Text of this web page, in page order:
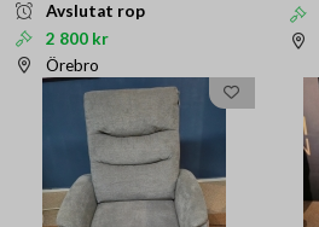
Avslutat rop
2 800 kr
Örebro